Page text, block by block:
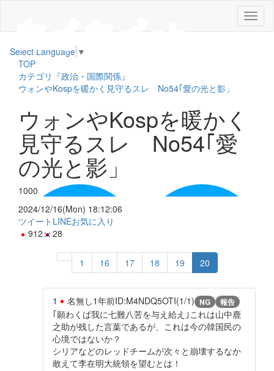
メ
ニ
Select Language ▼
TOP
カテゴリ『政治・国際関係』
ウォンやKospを暖かく見守るスレ No54｢愛の光と影」
ウォンやKospを暖かく
見守るスレ No54｢愛
の光と影」
1000
2024/12/16(Mon) 18:12:06
ツイート LINEお気に入り
912
28
1 16 17 18 19 20
1 名無し1年前ID:M4NDQ5OTI(1/1) NG 報告
｢願わくば我に七難八苦を与え給え｣これは山中鹿
之助が残した言葉であるが、これは今の韓国民の
心境ではないか？
シリアなどのレッドチームが次々と崩壊するなか
敢えて李在明大統領を望むとは！